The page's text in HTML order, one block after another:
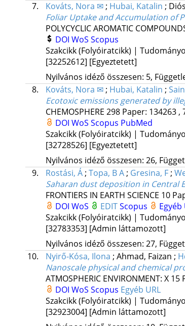
7.
Kováts, Nora ✉; Hubai, Katalin ;
Foliar Uptake and Accumulation of
POLYCYCLIC AROMATIC
DOI WoS Scopus
Szakcikk (Folyóiratcikk) |
[32252612] [Egyeztetett]
Nyilvános idéző összesen: 5,
8.
Kováts, Nora ✉; Hubai, Katalin ;
Ecotoxic emissions generated by
CHEMOSPHERE 298 Paper: 134263 ,
DOI WoS Scopus PubMed
Szakcikk (Folyóiratcikk) |
[32728526] [Egyeztetett]
Nyilvános idéző összesen: 26,
9.
Rostási, Á; Topa, B A; Gresina, F;
Saharan dust deposition in Central
FRONTIERS IN EARTH SCIENCE 10
DOI WoS EDITScopus
Egyéb
Szakcikk (Folyóiratcikk) |
[32783353] [Admin láttamozott]
Nyilvános idéző összesen: 27,
10.
Nyirő-Kósa, Ilona ; Ahmad, Faizan ;
Nanoscale physical and chemical
ATMOSPHERIC ENVIRONMENT: X 15
DOI WoS Scopus Egyéb URL
Szakcikk (Folyóiratcikk) |
[32923004] [Admin láttamozott]